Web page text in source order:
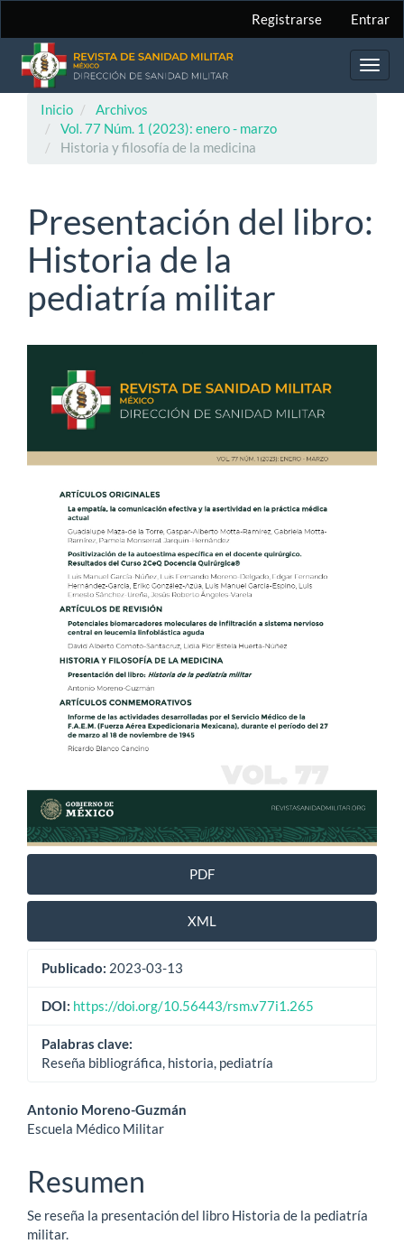
Contenido
principal
Barra
lateral
Registrarse Entrar
Inicio
Archivos
Vol. 77 Núm. 1 (2023): enero - marzo
Historia y filosofía de la medicina
Presentación del libro:
Historia de la
pediatría militar
lateral
del
artículo
PDF
XML
Publicado: 2023-03-13
DOI: https://doi.org/10.56443/rsm.v77i1.265
Palabras clave:
Reseña bibliográfica, historia, pediatría
Contenido
del
artículo
Antonio Moreno-Guzmán
Escuela Médico Militar
Resumen
Se reseña la presentación del libro Historia de la pediatría
militar.